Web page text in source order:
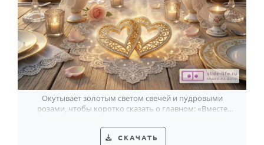
Окутывает золотым светом свечей и пудровыми
розами, чтобы коротко сказать о главном: «Вместе
СКАЧАТЬ